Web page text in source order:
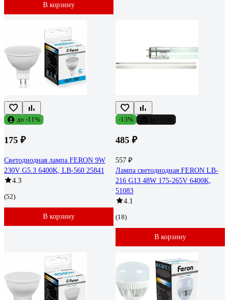
В корзину
до -11%
175 ₽
Светодиодная лампа FERON 9W
230V G5.3 6400K, LB-560 25841
4.3
(52)
В корзину
-13%
485 ₽
557 ₽
Лампа светодиодная FERON LB-
216 G13 48W 175-265V 6400K,
51083
4.1
(18)
В корзину